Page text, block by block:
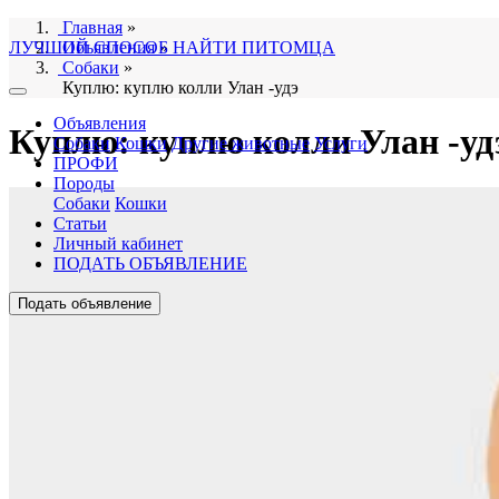
ЛУЧШИЙ СПОСОБ НАЙТИ ПИТОМЦА
Объявления
Собаки Кошки Другие животные Услуги
ПРОФИ
Породы
Собаки Кошки
Статьи
Личный кабинет
ПОДАТЬ ОБЪЯВЛЕНИЕ
Подать объявление
Главная »
Объявления»
Собаки »
Куплю: куплю колли Улан -удэ
Куплю: куплю колли Улан -